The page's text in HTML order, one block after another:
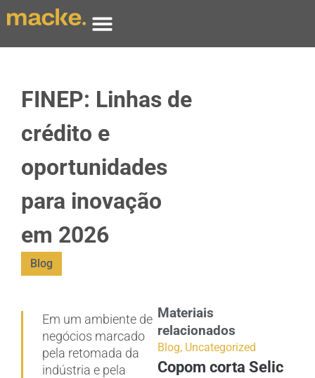
FINEP: Linhas de
crédito e
oportunidades
para inovação
em 2026
Blog
Em um ambiente de
negócios marcado
pela retomada da
indústria e pela
Materiais
relacionados
Blog, Uncategorized
Copom corta Selic